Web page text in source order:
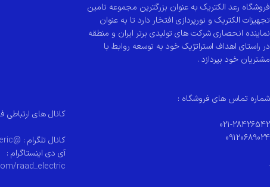
فروشگاه رعد الکتریک به عنوان بزرگترین مجموعه تامین
تجهیزات الکتریک و نورپردازی افتخار دارد تا به عنوان
نماینده انحصاری شرکت های تولیدی برتر ایران و منطقه
در راستای اهداف استراتژیک خود به توسعه روابط با
مشتریان خود بپردازد .
شماره تماس های فروشگاه :
021-28426542
09120689024
.
کانال های ارتباطی
کانال تلگرام : @raad_electeric
آی دی اینستاگرام :
raad_electric